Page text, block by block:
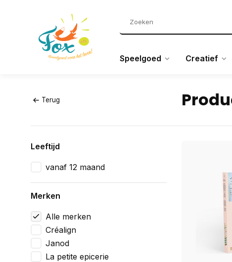
Speelgoed Creatief
Terug
Leeftijd
vanaf 12 maand
Merken
Alle merken
Créalign
Janod
La petite epicerie